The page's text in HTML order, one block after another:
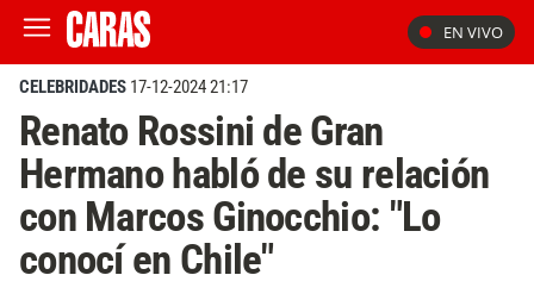
EN VIVO
CELEBRIDADES 17-12-2024 21:17
Renato Rossini de Gran
Hermano habló de su relación
con Marcos Ginocchio: "Lo
conocí en Chile"